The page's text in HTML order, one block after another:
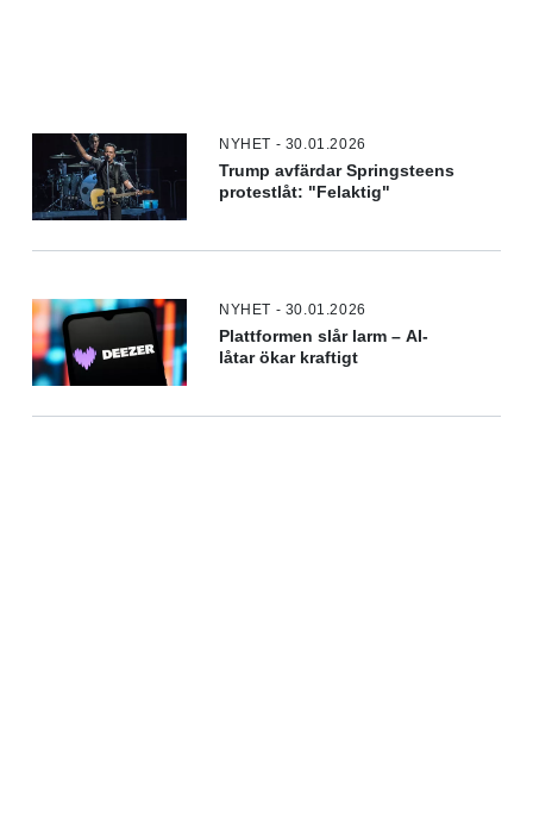
NYHET - 30.01.2026
Trump avfärdar Springsteens
protestlåt: "Felaktig"
NYHET - 30.01.2026
Plattformen slår larm – AI-
låtar ökar kraftigt